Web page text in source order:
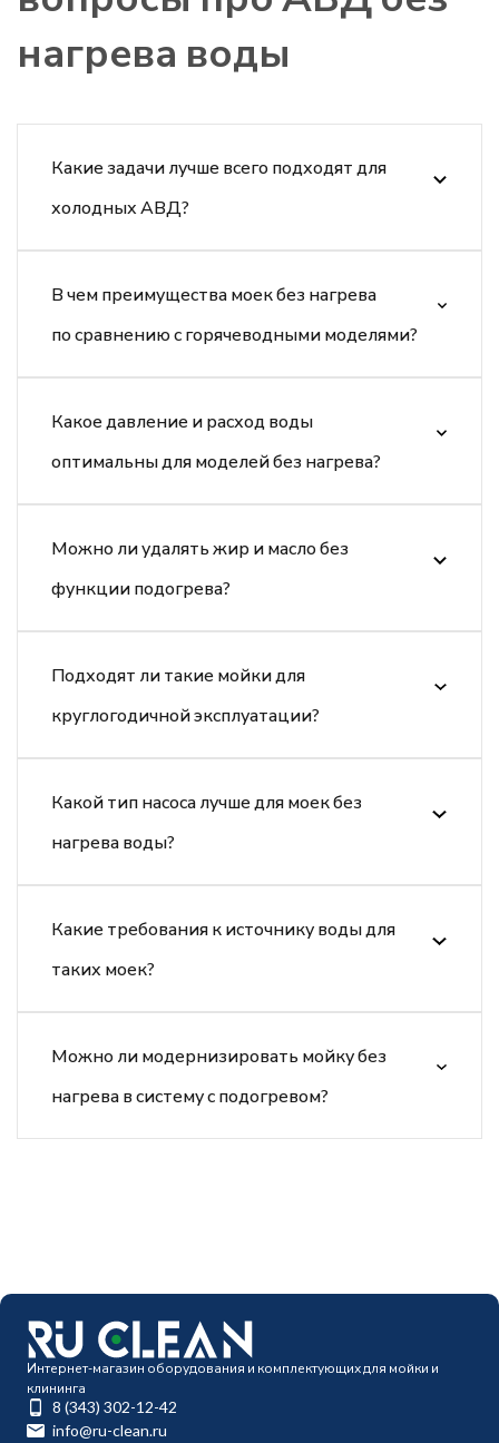
нагрева воды
Какие задачи лучше всего подходят для
холодных АВД?
В чем преимущества моек без нагрева
по сравнению с горячеводными моделями?
Какое давление и расход воды
оптимальны для моделей без нагрева?
Можно ли удалять жир и масло без
функции подогрева?
Подходят ли такие мойки для
круглогодичной эксплуатации?
Какой тип насоса лучше для моек без
нагрева воды?
Какие требования к источнику воды для
таких моек?
Можно ли модернизировать мойку без
нагрева в систему с подогревом?
Интернет-магазин оборудования и комплектующих для мойки и
клининга
8 (343) 302-12-42
info@ru-clean.ru